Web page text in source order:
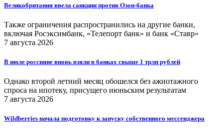
Великобритания ввела санкции против Озон-банка
Также ограничения распространились на другие банки,
включая Росэксимбанк, «Телепорт банк» и банк «Ставр»
7 августа 2026
В июле россияне вновь взяли в банках свыше 1 трлн рублей
Однако второй летний месяц обошелся без ажиотажного
спроса на ипотеку, присущего июньским результатам
7 августа 2026
Wildberries начала подготовку к запуску собственного мессенджера